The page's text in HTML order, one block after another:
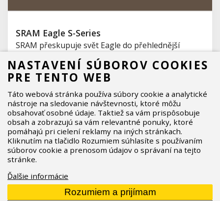
SRAM Eagle S-Series
SRAM přeskupuje svět Eagle do přehlednější
Eagle S‑Series
S500 pokrývají vše od odolného základu přes
výkonnou mechaniku až po bezdrátové
hlavně zjednodušují výběr při upgradu i servisu. Co
přesně se mění, pro koho je která řada a na co si
dát pozor u kompatibility?
07.04.2026
Prečítať celý článok
NASTAVENÍ SÚBOROV COOKIES
PRE TENTO WEB
Táto webová stránka používa súbory cookie a analytické
nástroje na sledovanie návštevnosti, ktoré môžu
obsahovať osobné údaje. Taktiež sa vám prispôsobuje
obsah a zobrazujú sa vám relevantné ponuky, ktoré
pomáhajú pri cielení reklamy na iných stránkach.
Kliknutím na tlačidlo Rozumiem súhlasíte s používaním
súborov cookie a prenosom údajov o správaní na tejto
stránke.
Ďalšie informácie
Rozumiem a prijímam